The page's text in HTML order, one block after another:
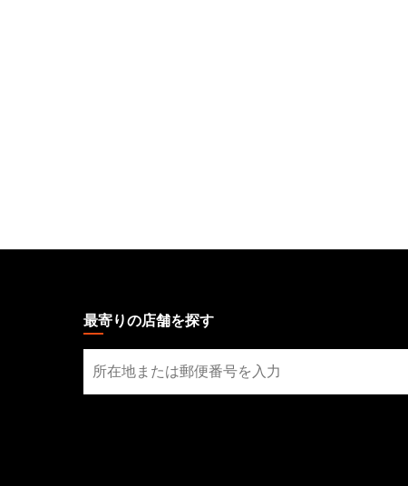
GATHERING最寄りの店舗を探す
寄
り